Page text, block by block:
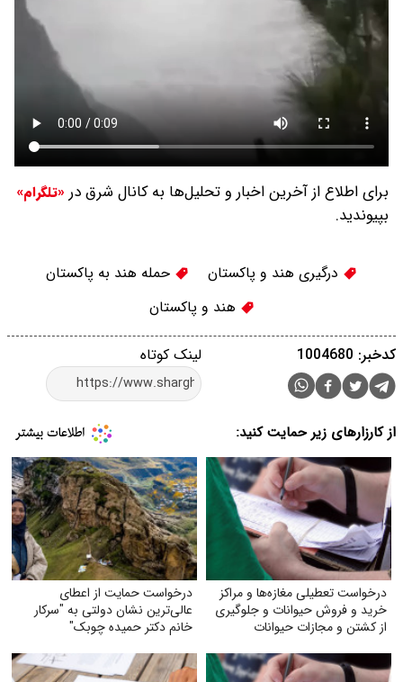
برای اطلاع از آخرین اخبار و تحلیل‌ها به کانال شرق در «تلگرام»
بپیوندید.
درگیری هند و پاکستان
حمله هند به پاکستان
هند و پاکستان
لینک کوتاه کدخبر: 1004680
از کارزارهای زیر حمایت کنید:
درخواست تعطیلی مغازه‌ها و مراکز
خرید و فروش حیوانات و جلوگیری
از کشتن و مجازات حیوانات
درخواست حمایت از اعطای
عالی‌ترین نشان دولتی به "سرکار
خانم دکتر حمیده چوبک"